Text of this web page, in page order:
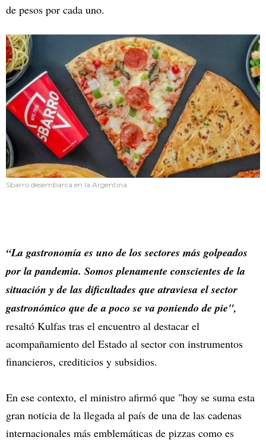
de pesos por cada uno.
Sbarro desembarca en la Argentina
“La gastronomía es uno de los sectores más golpeados
por la pandemia. Somos plenamente conscientes de la
situación y de las dificultades que atraviesa el sector
gastronómico que de a poco se va poniendo de pie",
resaltó Kulfas tras el encuentro al destacar el
acompañamiento del Estado al sector con instrumentos
financieros, crediticios y subsidios.
En ese contexto, el ministro afirmó que "hoy se suma esta
gran noticia de la llegada al país de una de las cadenas
internacionales más emblemáticas de pizzas como es